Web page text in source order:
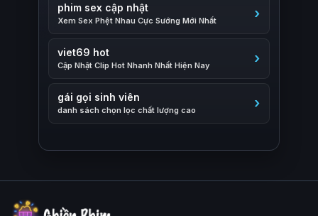
phim sex cập nhật
Xem Sex Phệt Nhau Cực Sướng Mới Nhất
viet69 hot
Cập Nhật Clip Hot Nhanh Nhất Hiện Nay
gái gọi sinh viên
danh sách chọn lọc chất lượng cao